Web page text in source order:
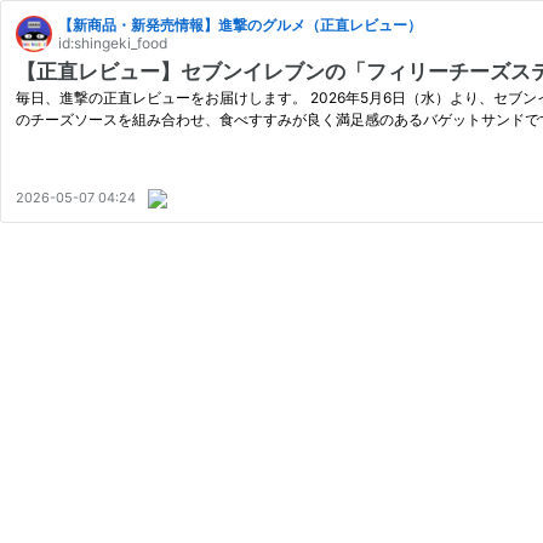
【新商品・新発売情報】進撃のグルメ（正直レビュー）
id:shingeki_food
【正直レビュー】セブンイレブンの「フィリーチーズ
毎日、進撃の正直レビューをお届けします。 2026年5月6日（水）より、セブ
のチーズソースを組み合わせ、食べすすみが良く満足感のあるバゲットサンド
2026-05-07 04:24